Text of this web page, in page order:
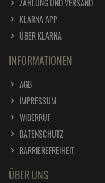
ZAHLUNG UND VERSAND
KLARNA APP
ÜBER KLARNA
INFORMATIONEN
AGB
IMPRESSUM
WIDERRUF
DATENSCHUTZ
BARRIEREFREIHEIT
ÜBER UNS